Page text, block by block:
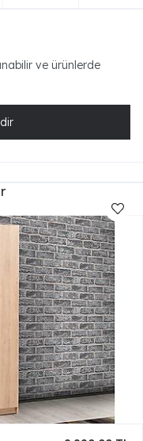
ve ürünlerde